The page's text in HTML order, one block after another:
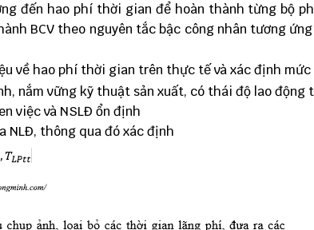
đến hao phí thời gian để hoàn thành từng bộ
BCV theo nguyên tắc bậc công nhân tương
về hao phí thời gian trên thực tế và xác định mức
nắm vững kỹ thuật sản xuất, có thái độ lao động
việc và NSLĐ ổn định
NLĐ, thông qua đó xác định